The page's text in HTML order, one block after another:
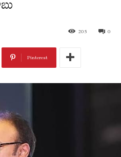
0
205
Pinterest